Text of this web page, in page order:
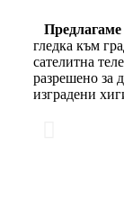
Предлагаме
гледка към
сателитна
разрешено
изградени